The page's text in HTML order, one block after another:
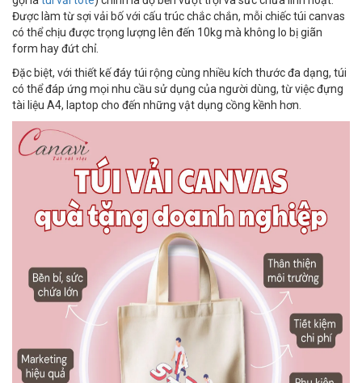
Được làm từ sợi vải bố với cấu trúc chắc chắn, mỗi chiếc túi canvas
có thể chịu được trọng lượng lên đến 10kg mà không lo bị giãn
form hay đứt chỉ.
Đặc biệt, với thiết kế đáy túi rộng cùng nhiều kích thước đa dạng, túi
có thể đáp ứng mọi nhu cầu sử dụng của người dùng, từ việc đựng
tài liệu A4, laptop cho đến những vật dụng cồng kềnh hơn.